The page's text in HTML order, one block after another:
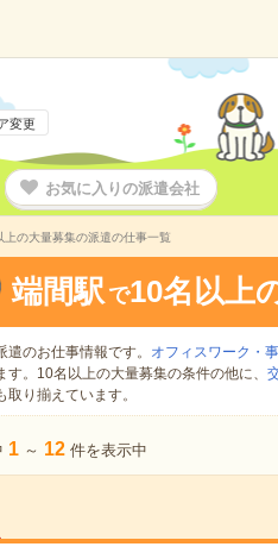
変更
お気に入りの派遣会社
の大量募集の派遣の仕事一覧
端間駅 で10名以上
遣のお仕事情報です。 オフィスワーク・
す。10名以上の大量募集の条件の他に、
取り揃えています。
1 ～ 12 件を表示中